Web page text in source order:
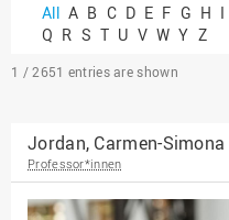
Chancengerechtigkeit
eLearning Competence
EU-Büro
Fakultät
Agrarwissenschaften und
Landschaftsarchitektur
All A B C D E F G H I
Q R S T U V W Y Z
1 / 2651 entries are shown
Jordan, Carmen-Simona
Professor*innen